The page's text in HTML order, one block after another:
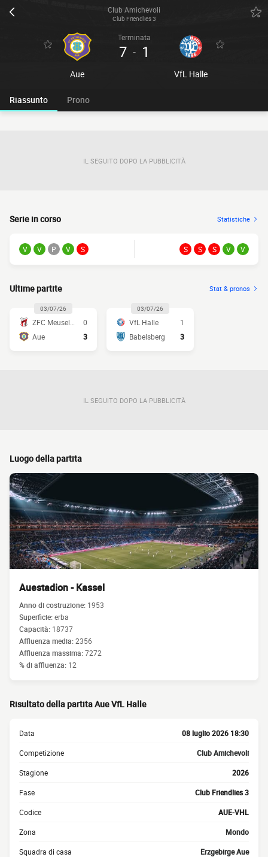
Club Amichevoli
Club Friendlies 3
Aue
Terminata
7 - 1
VfL Halle
Riassunto Prono
IL SEGUITO DOPO LA PUBBLICITÀ
Serie in corso Statistiche
V V P V S S S S V V
Ultime partite Stat & pronos
03/07/26
0
Aue
3
03/07/26
VfL Halle
1
Babelsberg
3
IL SEGUITO DOPO LA PUBBLICITÀ
Luogo della partita
Auestadion - Kassel
Anno di costruzione: 1953
Superficie:erba
Capacità: 18737
Affluenza media:2356
Affluenza massima:7272
% di affluenza: 12
Risultato della partita Aue VfL Halle
Data 08 luglio 2026 18:30
Competizione Club Amichevoli
Stagione 2026
Fase Club Friendlies 3
Codice AUE-VHL
Zona Mondo
Squadra di casa Erzgebirge Aue